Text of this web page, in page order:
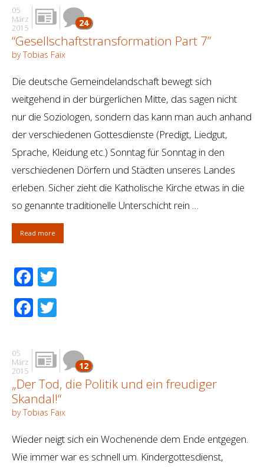
05
März
2015
24
“Gesellschaftstransformation Part 7”
by Tobias Faix
Die deutsche Gemeindelandschaft bewegt sich
weitgehend in der bürgerlichen Mitte, das sagen nicht
nur die Soziologen, sondern das kann man auch anhand
der verschiedenen Gottesdienste (Predigt, Liedgut,
Sprache, Kleidung etc.) Sonntag für Sonntag in den
verschiedenen Dörfern und Städten unseres Landes
erleben. Sicher zieht die Katholische Kirche etwas in die
so genannte traditionelle Unterschicht rein …
Read more
Facebook
Facebook
05
März
2015
12
„Der Tod, die Politik und ein freudiger
Skandal!“
by Tobias Faix
Wieder neigt sich ein Wochenende dem Ende entgegen.
Wie immer war es schnell um. Kindergottesdienst,